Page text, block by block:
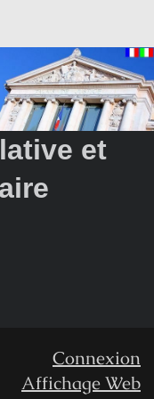
et
Connexion
Affichage Web